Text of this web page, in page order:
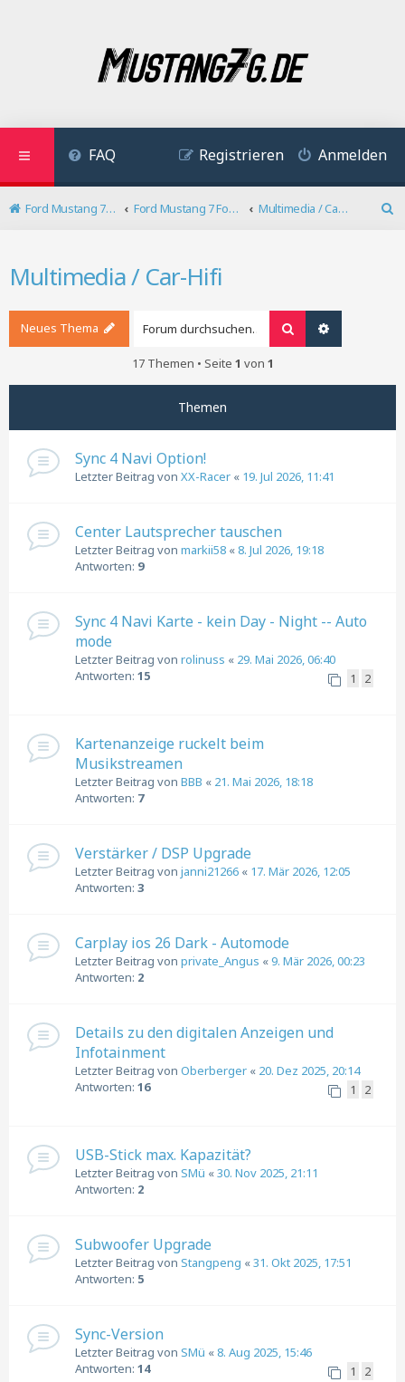
FAQ Anmelden
Registrieren
Ford Mustang 7 Forum Ford Mustang 7 Forum
Multimedia / Car-Hifi
Multimedia / Car-Hifi
Neues Thema Suche
17 Themen • Seite 1 von 1
Themen
Sync 4 Navi Option!
Letzter Beitrag von XX-Racer « 19. Jul 2026, 11:41
Center Lautsprecher tauschen
Letzter Beitrag von markii58 «8. Jul 2026, 19:18
Antworten: 9
Sync 4 Navi Karte - kein Day - Night -- Auto
mode
Letzter Beitrag von rolinuss « 29. Mai 2026, 06:40
Antworten: 15 1 2
Kartenanzeige ruckelt beim
Musikstreamen
Letzter Beitrag von BBB « 21. Mai 2026, 18:18
Antworten: 7
Verstärker / DSP Upgrade
Letzter Beitrag von janni21266 « 17. Mär 2026, 12:05
Antworten: 3
Carplay ios 26 Dark - Automode
Letzter Beitrag von private_Angus «9. Mär 2026, 00:23
Antworten: 2
Details zu den digitalen Anzeigen und
Infotainment
Letzter Beitrag von Oberberger « 20. Dez 2025, 20:14
Antworten: 16 1 2
USB-Stick max. Kapazität?
Letzter Beitrag von SMü «30. Nov 2025, 21:11
Antworten: 2
Subwoofer Upgrade
Letzter Beitrag von Stangpeng «31. Okt 2025, 17:51
Antworten: 5
Sync-Version
Letzter Beitrag von SMü «8. Aug 2025, 15:46
Antworten: 14 1 2